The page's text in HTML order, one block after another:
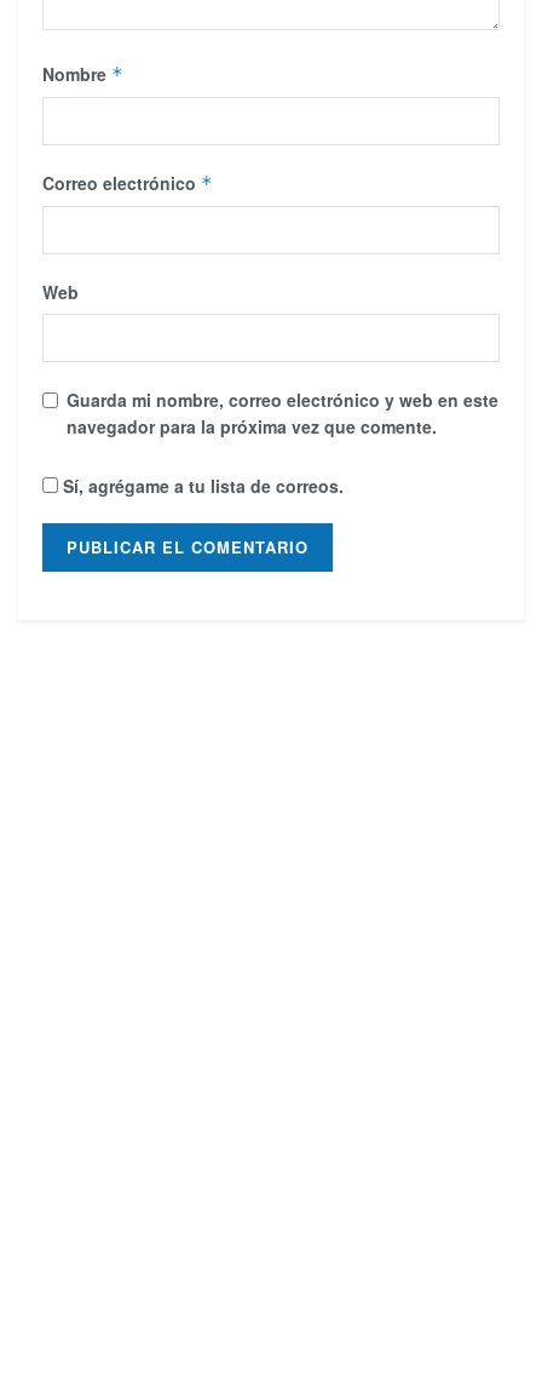
Nombre *
Correo electrónico *
Web
Guarda mi nombre, correo electrónico y web en este
navegador para la próxima vez que comente.
Sí, agrégame a tu lista de correos.